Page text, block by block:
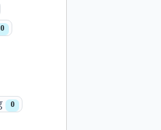
0
0